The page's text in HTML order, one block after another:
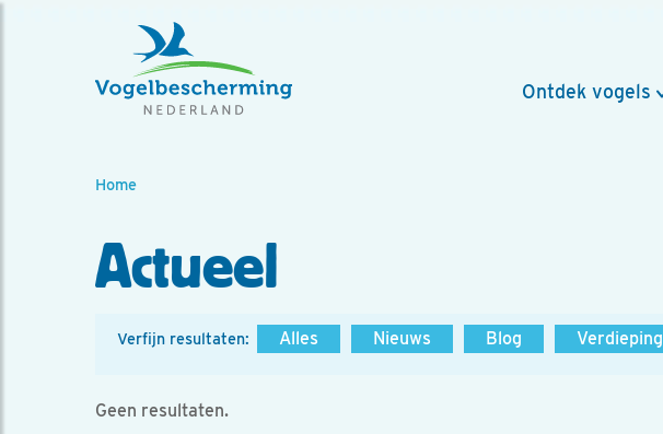
Ontdek vogels
Home
Actueel
Verfijn resultaten: Alles Nieuws Blog Verdieping
Geen resultaten.